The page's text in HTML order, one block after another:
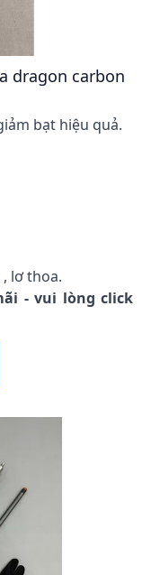
dragon carbon
bạt hiệu quả.
lơ thoa.
- vui lòng click